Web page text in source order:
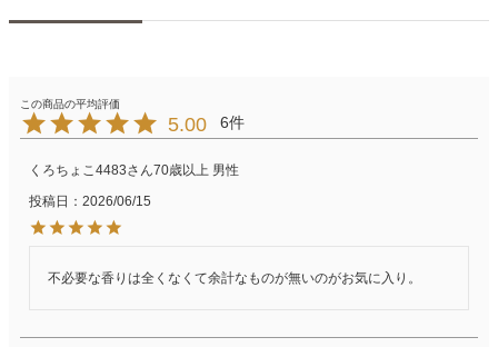
5.00 6
くろちょこ4483 70歳以上 男性
投稿日
2026/06/15
不必要な香りは全くなくて余計なものが無いのがお気に入り。